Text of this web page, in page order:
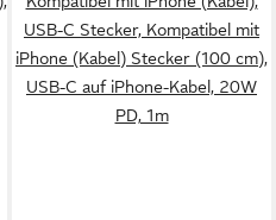
USB-C Stecker, Kompatibel mit
iPhone (Kabel) Stecker (100 cm),
USB-C auf iPhone-Kabel, 20W
PD, 1m